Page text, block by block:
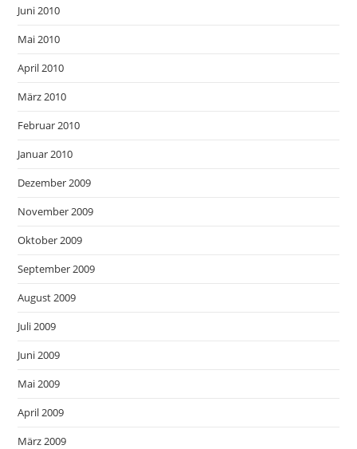
Juni 2010
Mai 2010
April 2010
März 2010
Februar 2010
Januar 2010
Dezember 2009
November 2009
Oktober 2009
September 2009
August 2009
Juli 2009
Juni 2009
Mai 2009
April 2009
März 2009